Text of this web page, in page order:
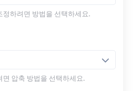
정하려면 방법을 선택하세요.
면 압축 방법을 선택하세요.